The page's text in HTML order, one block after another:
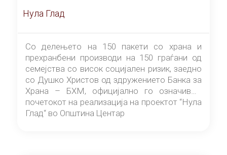
Нула Глад
Со делењето на 150 пакети со храна и
прехранбени производи на 150 граѓани од
семејства со висок социјален ризик, заедно
со Душко Христов од здружението Банка за
Храна – БХМ, официјално го означивме
почетокот на реализација на проектот “Нула
Глад“ во Општина Центар